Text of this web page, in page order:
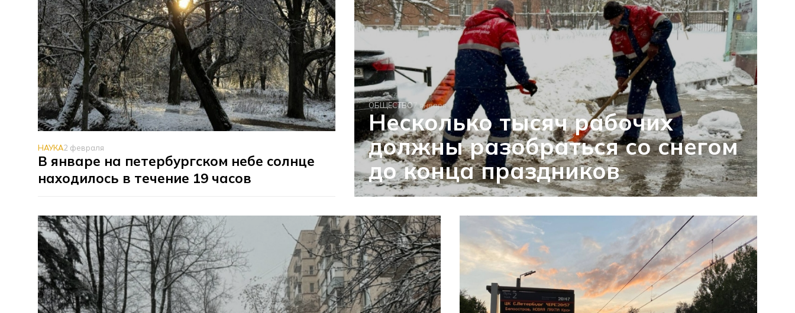
НАУКА2 февраля
В январе на петербургском небе солнце
находилось в течение 19 часов
ОБЩЕСТВО7 января
Несколько тысяч рабочих
должны разобраться со снегом
до конца праздников